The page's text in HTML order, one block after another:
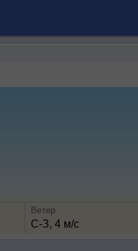
Ветер
С-З, 4 м/с